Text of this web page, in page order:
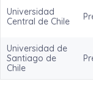
Universidad
Central de Chile
Universidad de
Santiago de
Chile